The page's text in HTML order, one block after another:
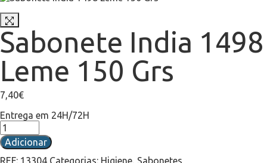
Sabonete India 1498
Leme 150 Grs
7,40€
Entrega em 24H/72H
Adicionar
REF: 13304 Categorias: Higiene, Sabonetes